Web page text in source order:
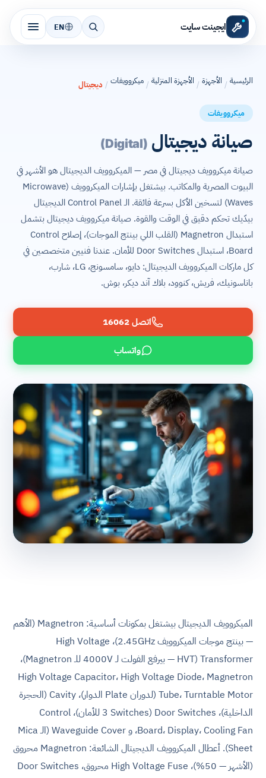
ايجينت سايت EN
الرئيسية / الأجهزة / الأجهزة المنزلية / ميكروويفات / ديجيتال
ميكروويفات
صيانة ديجيتال (Digital)
صيانة ميكروويف ديجيتال في مصر — الميكروويف الديجيتال هو الأشهر في
البيوت المصرية والمكاتب. بيشتغل بإشارات الميكروويف (Microwave
Waves) لتسخين الأكل بسرعة فائقة. الـ Control Panel الديجيتال
بيدّيك تحكم دقيق في الوقت والقوة. صيانة ميكروويف ديجيتال بتشمل
استبدال Magnetron (القلب اللي بينتج الموجات)، إصلاح Control
Board، استبدال Door Switches للأمان. عندنا فنيين متخصصين في
كل ماركات الميكروويف الديجيتال: دايو، سامسونج، LG، شارب،
باناسونيك، فريش، كنوود، بلاك آند ديكر، بوش.
اتصل 16062
واتساب
الميكروويف الديجيتال بيشتغل بمكونات أساسية: Magnetron (الأهم
— بينتج موجات الميكروويف 2.45GHz)، High Voltage
Transformer (HVT — بيرفع الفولت لـ 4000V للـ Magnetron)،
High Voltage Capacitor، High Voltage Diode، Magnetron
Tube، Turntable Motor (لدوران Plate الدوار)، Cavity (الحجرة
الداخلية)، Door Switches (3 Switches للأمان)، Control
Board، Display، Cooling Fan، و Waveguide Cover (الـ Mica
Sheet). أعطال الميكروويف الديجيتال الشائعة: Magnetron محروق
(الأشهر — 50%)، High Voltage Fuse محروق، Door Switches